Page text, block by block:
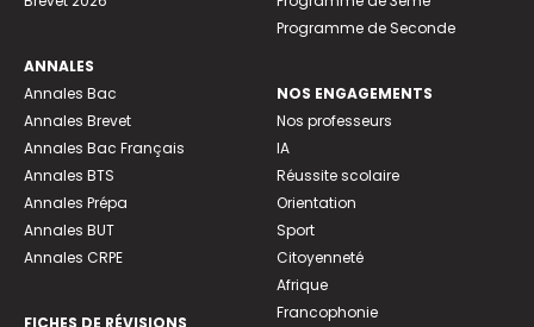
ANNALES
Annales Bac
Annales Brevet
Annales Bac Français
Annales BTS
Annales Prépa
Annales BUT
Annales CRPE
FICHES DE RÉVISIONS
Programme de Seconde
NOS ENGAGEMENTS
Nos professeurs
IA
Réussite scolaire
Orientation
Sport
Citoyenneté
Afrique
Francophonie